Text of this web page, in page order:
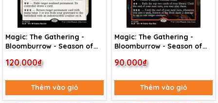
Magic: The Gathering -
Bloomburrow - Season of
120.000₫
Thêm vào giỏ
Magic: The Gathering -
Bloomburrow - Season of
90.000₫
Thêm vào giỏ